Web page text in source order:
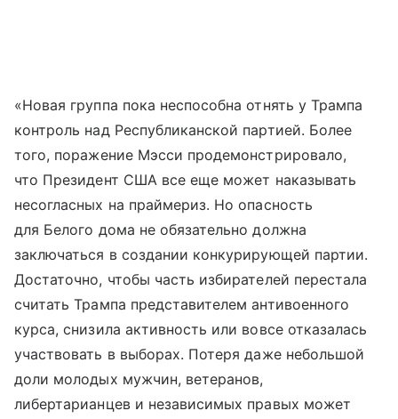
«Новая группа пока неспособна отнять у Трампа
контроль над Республиканской партией. Более
того, поражение Мэсси продемонстрировало,
что Президент США все еще может наказывать
несогласных на праймериз. Но опасность
для Белого дома не обязательно должна
заключаться в создании конкурирующей партии.
Достаточно, чтобы часть избирателей перестала
считать Трампа представителем антивоенного
курса, снизила активность или вовсе отказалась
участвовать в выборах. Потеря даже небольшой
доли молодых мужчин, ветеранов,
либертарианцев и независимых правых может